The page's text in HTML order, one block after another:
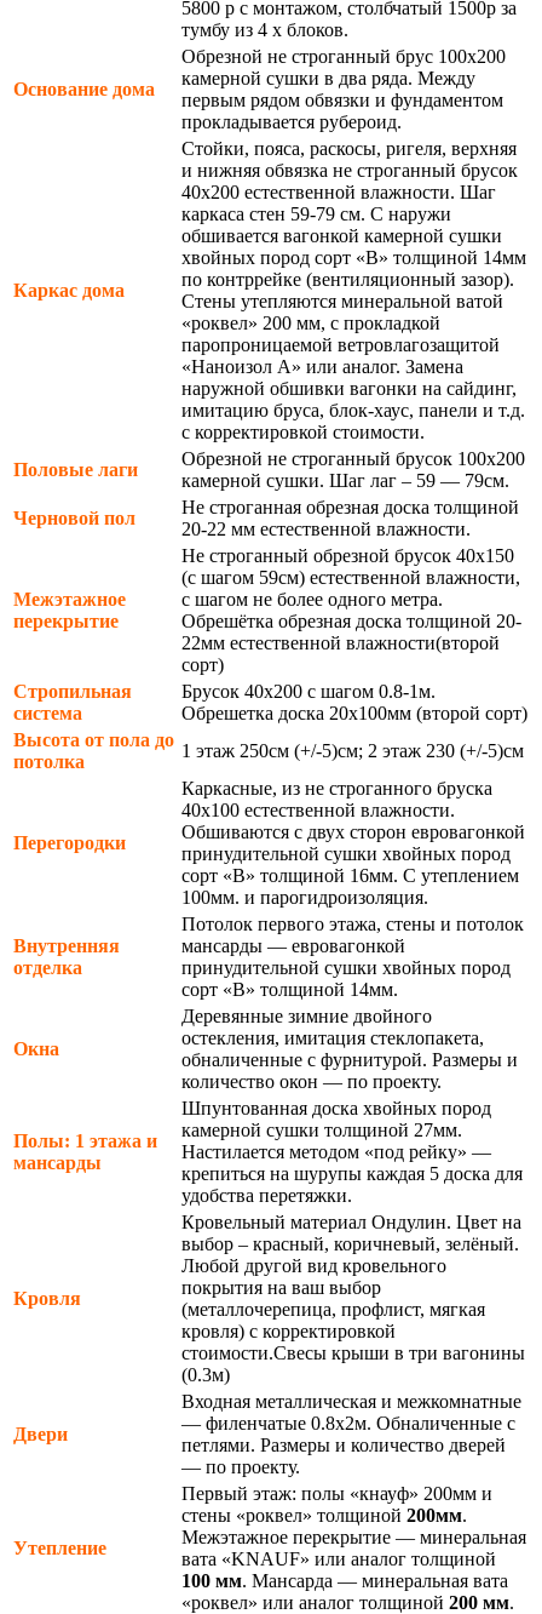
5800 р с монтажом, столбчатый 1500р за
тумбу из 4 х блоков.
Основание дома
Обрезной не строганный брус 100х200
камерной сушки в два ряда. Между
первым рядом обвязки и фундаментом
прокладывается рубероид.
Каркас дома
Стойки, пояса, раскосы, ригеля, верхняя
и нижняя обвязка не строганный брусок
40х200 естественной влажности. Шаг
каркаса стен 59-79 см. С наружи
обшивается вагонкой камерной сушки
хвойных пород сорт «В» толщиной 14мм
по контррейке (вентиляционный зазор).
Стены утепляются минеральной ватой
«роквел» 200 мм, с прокладкой
паропроницаемой ветровлагозащитой
«Наноизол А» или аналог. Замена
наружной обшивки вагонки на сайдинг,
имитацию бруса, блок-хаус, панели и т.д.
с корректировкой стоимости.
Половые лаги
Обрезной не строганный брусок 100х200
камерной сушки. Шаг лаг – 59 — 79см.
Черновой пол
Не строганная обрезная доска толщиной
20-22 мм естественной влажности.
Межэтажное
перекрытие
Не строганный обрезной брусок 40х150
(с шагом 59см) естественной влажности,
с шагом не более одного метра.
Обрешётка обрезная доска толщиной 20-
22мм естественной влажности(второй
сорт)
Стропильная
система
Брусок 40х200 с шагом 0.8-1м.
Обрешетка доска 20х100мм (второй сорт)
Высота от пола до
потолка
1 этаж 250см (+/-5)см; 2 этаж 230 (+/-5)см
Перегородки
Каркасные, из не строганного бруска
40х100 естественной влажности.
Обшиваются с двух сторон евровагонкой
принудительной сушки хвойных пород
сорт «В» толщиной 16мм. С утеплением
100мм. и парогидроизоляция.
Внутренняя
отделка
Потолок первого этажа, стены и потолок
мансарды — евровагонкой
принудительной сушки хвойных пород
сорт «В» толщиной 14мм.
Окна
Деревянные зимние двойного
остекления, имитация стеклопакета,
обналиченные с фурнитурой. Размеры и
количество окон — по проекту.
Полы: 1 этажа и
мансарды
Шпунтованная доска хвойных пород
камерной сушки толщиной 27мм.
Настилается методом «под рейку» —
крепиться на шурупы каждая 5 доска для
удобства перетяжки.
Кровля
Кровельный материал Ондулин. Цвет на
выбор – красный, коричневый, зелёный.
Любой другой вид кровельного
покрытия на ваш выбор
(металлочерепица, профлист, мягкая
кровля) с корректировкой
стоимости.Свесы крыши в три вагонины
(0.3м)
Двери
Входная металлическая и межкомнатные
— филенчатые 0.8х2м. Обналиченные с
петлями. Размеры и количество дверей
— по проекту.
Утепление
Первый этаж: полы «кнауф» 200мм и
стены «роквел» толщиной 200мм.
Межэтажное перекрытие — минеральная
вата «KNAUF» или аналог толщиной
100 мм. Мансарда — минеральная вата
«роквел» или аналог толщиной 200 мм.